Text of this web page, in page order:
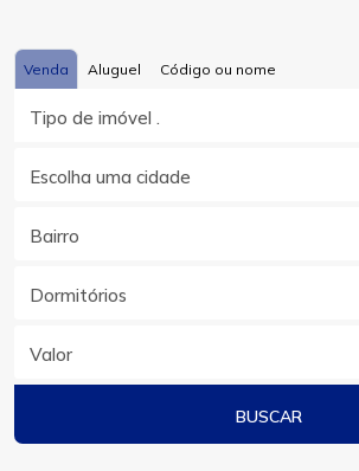
Venda Aluguel Código ou nome
Tipo de imóvel .
Escolha uma cidade
Bairro
Dormitórios
Valor
BUSCAR